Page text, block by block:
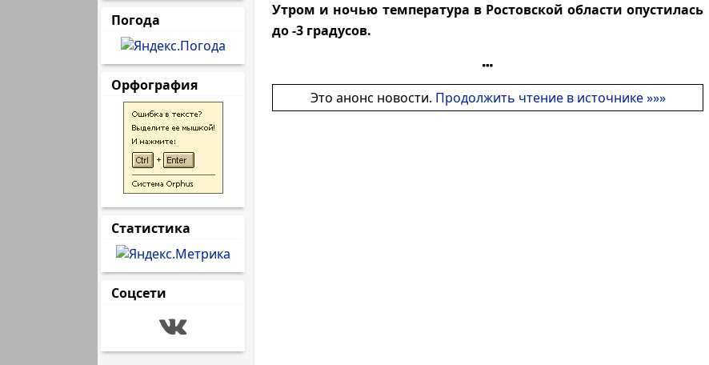
Погода
Орфография
Статистика
Соцсети
Утром и ночью температура в Ростовской области опустилась
до -3 градусов.
Это анонс новости. Продолжить чтение в источнике »»»